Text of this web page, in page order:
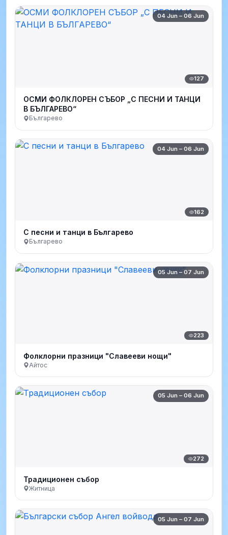
04 Jun – 06 Jun
127
ОСМИ ФОЛКЛОРЕН СЪБОР „С ПЕСНИ И ТАНЦИ
В БЪЛГАРЕВО“
Българево
04 Jun – 06 Jun
162
С песни и танци в Българево
Българево
05 Jun – 07 Jun
223
Фолклорни празници "Славееви нощи"
Айтос
05 Jun – 06 Jun
272
Традиционен събор
Житница
05 Jun – 07 Jun